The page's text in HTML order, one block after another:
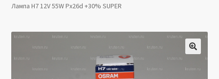
Витрина
Мой аккаунт
Политика в отношении обработки персональных
данных
Лампа H7 12V 55W Px26d +30% SUPER